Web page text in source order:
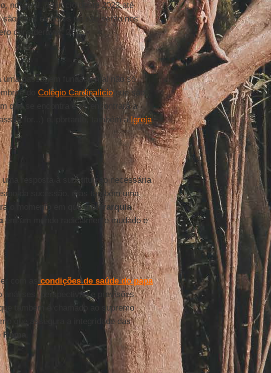
no geral, do início deste 2022 até
mais eleitores ou não serão nos
considerável: 21.
passagem fundamental não só
do Colégio Cardinalícioque são
que se encontra e se encontrará a
for...) e, portanto, também aIgreja
resposta à substituição necessária
da sucessão, mas também uma
o momento em que ahierarquia
em um mundo radicalmente mudado e
com as condições de saúde do papa
análises, perspectivas e previsões
também é chamado ao supremo
que assegura a integridade das